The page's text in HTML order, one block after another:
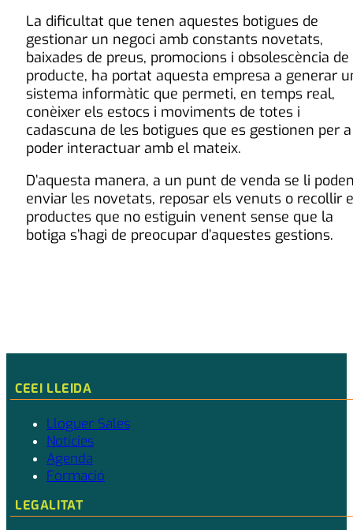
La dificultat que tenen aquestes botigues de
gestionar un negoci amb constants novetats,
baixades de preus, promocions i obsolescència de
producte, ha portat aquesta empresa a generar
sistema informàtic que permeti, en temps real,
conèixer els estocs i moviments de totes i
cadascuna de les botigues que es gestionen per a
poder interactuar amb el mateix.
D’aquesta manera, a un punt de venda se li
enviar les novetats, reposar els venuts o recollir
productes que no estiguin venent sense que la
botiga s’hagi de preocupar d’aquestes gestions.
CEEI LLEIDA
Lloguer Sales
Notícies
Agenda
Formació
LEGALITAT